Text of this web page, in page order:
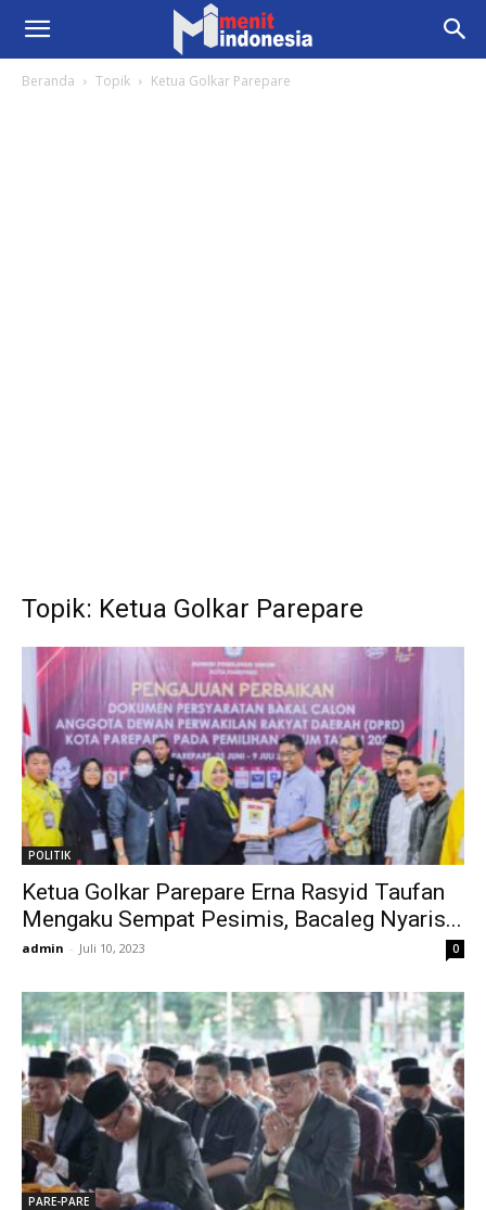
Beranda Topik Ketua Golkar Parepare
Topik: Ketua Golkar Parepare
POLITIK
Ketua Golkar Parepare Erna Rasyid Taufan
Mengaku Sempat Pesimis, Bacaleg Nyaris...
admin - Juli 10, 2023 0
PARE-PARE